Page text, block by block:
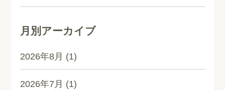
月別アーカイブ
2026年8月 (1)
2026年7月 (1)